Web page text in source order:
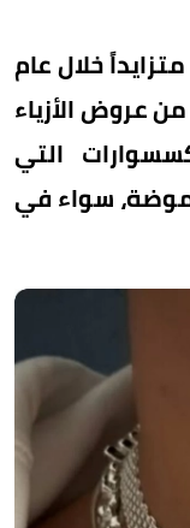
خلال عام
من عروض الأزياء
التي
سواء في